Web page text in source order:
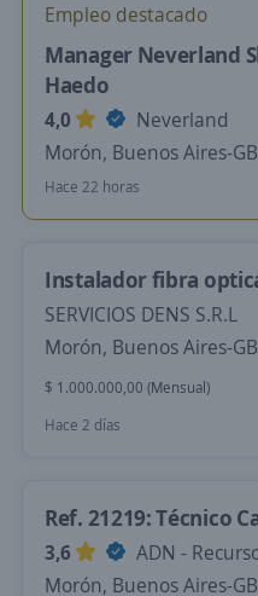
Empleo destacado
Manager Neverland
Haedo
4,0
Neverland
Morón, Buenos Aires-
Hace 22 horas
Instalador fibra
SERVICIOS DENS S.R.L
Morón, Buenos Aires-
$ 1.000.000,00 (Mensual)
Hace 2 días
Ref. 21219: Técnico
3,6
ADN -
Morón, Buenos Aires-